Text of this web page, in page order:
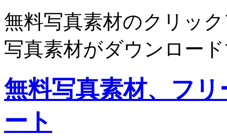
無料写真素材のクリッ
写真素材がダウンロー
無料写真素材、フ
ート